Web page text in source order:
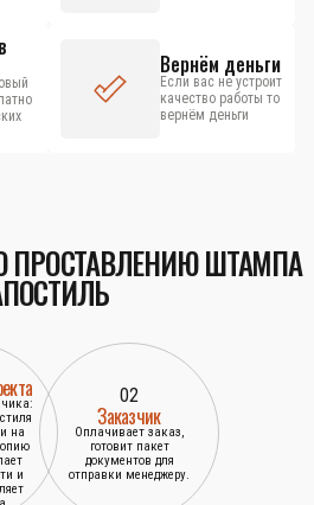
Вернём деньги
Если вас не устроит
качество работы то
вернём деньги
ПРОСТАВЛЕНИЮ ШТАМПА
на
и
02
Заказчик
Оплачивает заказ,
готовит пакет
документов для
отправки менеджеру.